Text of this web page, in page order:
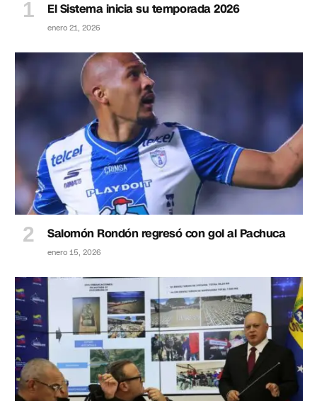
El Sistema inicia su temporada 2026
enero 21, 2026
Salomón Rondón regresó con gol al Pachuca
enero 15, 2026